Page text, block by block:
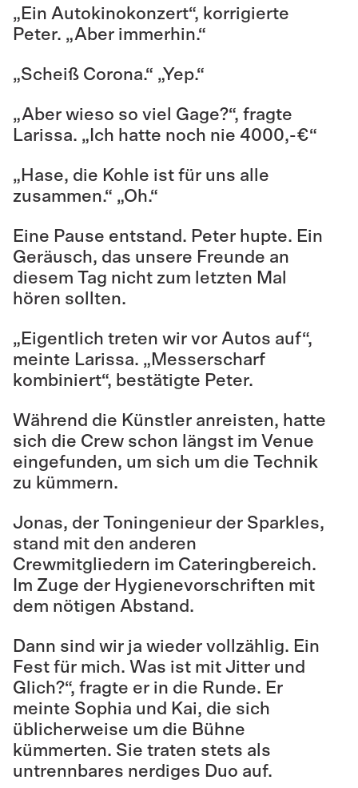
„Ein Autokinokonzert“, korrigierte
Peter. „Aber immerhin.“
„Scheiß Corona.“ „Yep.“
„Aber wieso so viel Gage?“, fragte
Larissa. „Ich hatte noch nie 4000,-€“
„Hase, die Kohle ist für uns alle
zusammen.“ „Oh.“
Eine Pause entstand. Peter hupte. Ein
Geräusch, das unsere Freunde an
diesem Tag nicht zum letzten Mal
hören sollten.
„Eigentlich treten wir vor Autos auf“,
meinte Larissa. „Messerscharf
kombiniert“, bestätigte Peter.
Während die Künstler anreisten, hatte
sich die Crew schon längst im Venue
eingefunden, um sich um die Technik
zu kümmern.
Jonas, der Toningenieur der Sparkles,
stand mit den anderen
Crewmitgliedern im Cateringbereich.
Im Zuge der Hygienevorschriften mit
dem nötigen Abstand.
Dann sind wir ja wieder vollzählig. Ein
Fest für mich. Was ist mit Jitter und
Glich?“, fragte er in die Runde. Er
meinte Sophia und Kai, die sich
üblicherweise um die Bühne
kümmerten. Sie traten stets als
untrennbares nerdiges Duo auf.